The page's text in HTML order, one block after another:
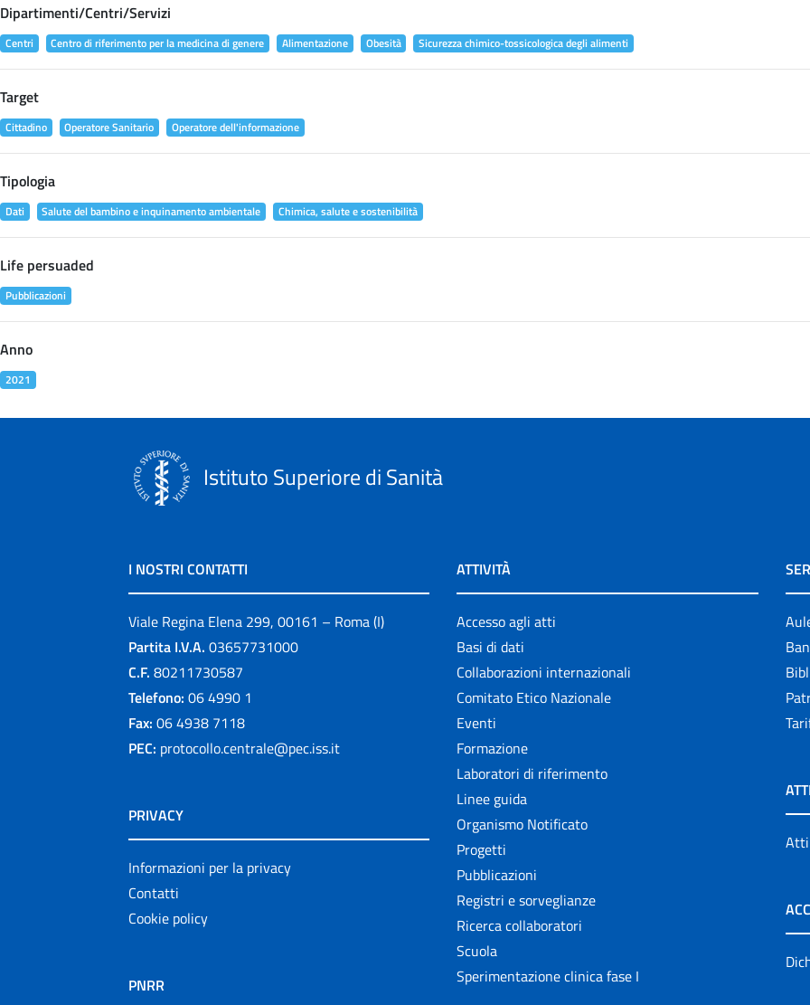
Dipartimenti/Centri/Servizi
Centri Centro di riferimento per la medicina di genere Alimentazione Obesità Sicurezza chimico-tossicologica degli alimenti
Target
Cittadino Operatore Sanitario Operatore dell'informazione
Tipologia
Dati Salute del bambino e inquinamento ambientale Chimica, salute e sostenibilità
Life persuaded
Pubblicazioni
Anno
2021
Istituto Superiore di Sanità
I NOSTRI CONTATTI
Viale Regina Elena 299, 00161 – Roma (I)
Partita I.V.A. 03657731000
C.F. 80211730587
Telefono: 06 4990 1
Fax: 06 4938 7118
PEC: protocollo.centrale@pec.iss.it
PRIVACY
Informazioni per la privacy
Contatti
Cookie policy
PNRR
ATTIVITÀ
Accesso agli atti
Basi di dati
Collaborazioni internazionali
Comitato Etico Nazionale
Eventi
Formazione
Laboratori di riferimento
Linee guida
Organismo Notificato
Progetti
Pubblicazioni
Registri e sorveglianze
Ricerca collaboratori
Scuola
Sperimentazione clinica fase I
Atti